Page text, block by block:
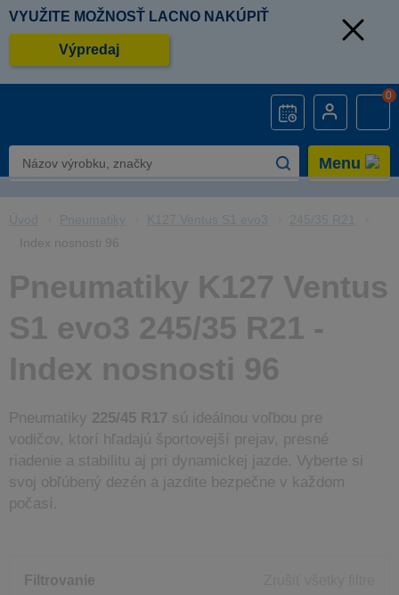
VYUŽITE MOŽNOSŤ LACNO NAKÚPIŤ
Výpredaj
0
Menu
Úvod Pneumatiky K127 Ventus S1 evo3
245/35 R21
Index nosnosti 96
Pneumatiky K127 Ventus
S1 evo3 245/35 R21 -
Index nosnosti 96
Pneumatiky 225/45 R17 sú ideálnou voľbou pre
vodičov, ktorí hľadajú športovejší prejav, presné
riadenie a stabilitu aj pri dynamickej jazde. Vyberte si
svoj obľúbený dezén a jazdite bezpečne v každom
počasí.
Filtrovanie